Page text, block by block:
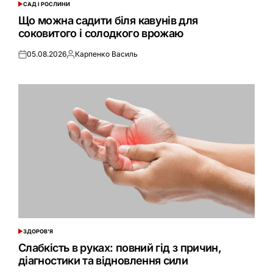
ОПУБЛІКУВАТИ
У
САД І РОСЛИНИ
Що можна садити біля кавунів для
соковитого і солодкого врожаю
Оприлюднено
05.08.2026Опубліковано
Карпенко Василь
ОПУБЛІКУВАТИ
У
ЗДОРОВ'Я
Слабкість в руках: повний гід з причин,
діагностики та відновлення сили